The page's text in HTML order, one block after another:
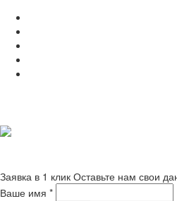
Заявка в 1 клик Оставьте нам свои
Ваше имя *